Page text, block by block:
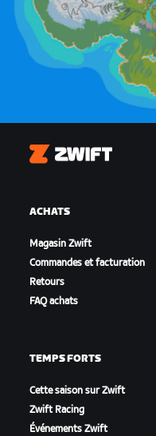
Zwift
ACHATS
Magasin Zwift
Commandes et facturation
Retours
FAQ achats
TEMPS FORTS
Cette saison sur Zwift
Zwift Racing
Événements Zwift